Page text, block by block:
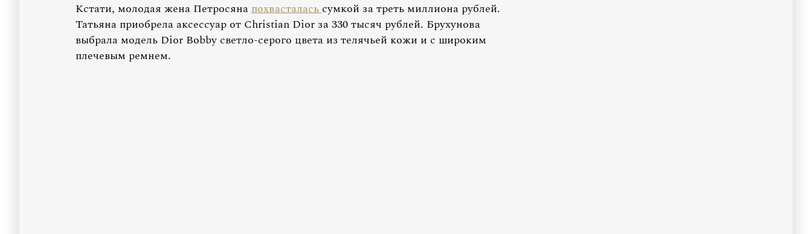
Кстати, молодая жена Петросянапохвасталасьсумкой за треть миллиона рублей.
Татьяна приобрела аксессуар от Christian Dior за 330 тысяч рублей. Брухунова
выбрала модель Dior Bobby светло-серого цвета из телячьей кожи и с широким
плечевым ремнем.